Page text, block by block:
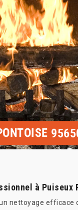
à Puiseux
nettoyage